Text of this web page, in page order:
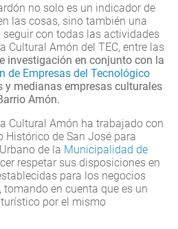
no solo es un indicador de
las cosas, sino también una
seguir con todas las actividades
Cultural Amón del TEC, entre las
investigación en conjunto con la
de Empresas del Tecnológico
y medianas empresas culturales
Amón.
Cultural Amón ha trabajado con
Histórico de San José para
de la Municipalidad de
respetar sus disposiciones en
para los negocios
en cuenta que es un
por el mismo